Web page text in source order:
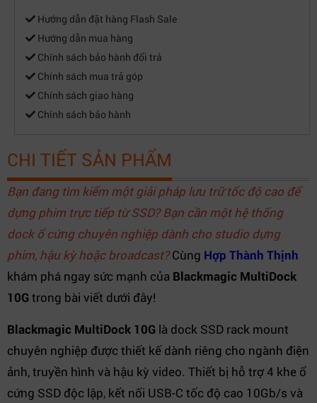
Hướng dẫn đặt hàng Flash Sale
Hướng dẫn mua hàng
Chính sách bảo hành đổi trả
Chính sách mua trả góp
Chính sách giao hàng
Chính sách bảo hành
CHI TIẾT SẢN PHẨM
Bạn đang tìm kiếm một giải pháp lưu trữ tốc độ cao để
dựng phim trực tiếp từ SSD? Bạn cần một hệ thống
dock ổ cứng chuyên nghiệp dành cho studio dựng
phim, hậu kỳ hoặc broadcast?Cùng Hợp Thành Thịnh
khám phá ngay sức mạnh của Blackmagic MultiDock
10Gtrong bài viết dưới đây!
Blackmagic MultiDock 10G là dock SSD rack mount
chuyên nghiệp được thiết kế dành riêng cho ngành điện
ảnh, truyền hình và hậu kỳ video. Thiết bị hỗ trợ 4 khe ổ
cứng SSD độc lập, kết nối USB-C tốc độ cao 10Gb/s và